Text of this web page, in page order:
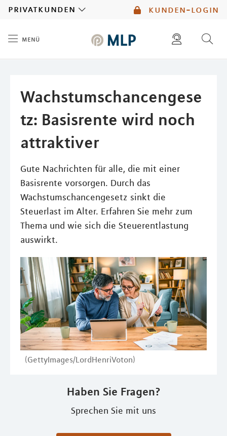
kunden-login
privatkunden
menü
Wachstumschancengese
tz: Basisrente wird noch
attraktiver
Gute Nachrichten für alle, die mit einer
Basisrente vorsorgen. Durch das
Wachstumschancengesetz sinkt die
Steuerlast im Alter. Erfahren Sie mehr zum
Thema und wie sich die Steuerentlastung
auswirkt.
(GettyImages/LordHenriVoton)
Haben Sie Fragen?
Sprechen Sie mit uns